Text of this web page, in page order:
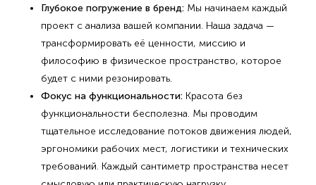
Глубокое погружение в бренд:Мы начинаем каждый
проект с анализа вашей компании. Наша задача —
трансформировать её ценности, миссию и
философию в физическое пространство, которое
будет с ними резонировать.
Фокус на функциональности:Красота без
функциональности бесполезна. Мы проводим
тщательное исследование потоков движения людей,
эргономики рабочих мест, логистики и технических
требований. Каждый сантиметр пространства несет